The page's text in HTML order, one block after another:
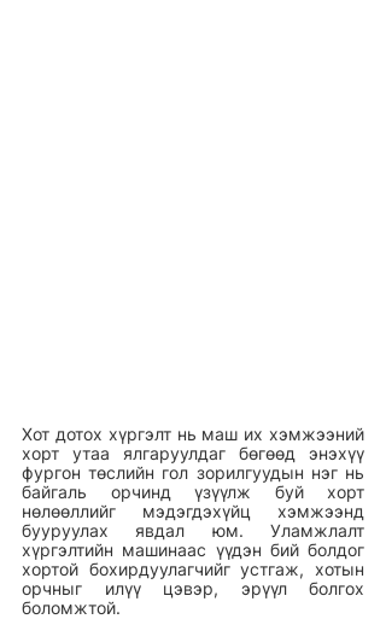
Хот дотох хүргэлт нь маш их хэмжээний
хорт утаа ялгаруулдаг бөгөөд энэхүү
фургон төслийн гол зорилгуудын нэг нь
байгаль орчинд үзүүлж буй хорт
нөлөөллийг мэдэгдэхүйц хэмжээнд
бууруулах явдал юм. Уламжлалт
хүргэлтийн машинаас үүдэн бий болдог
хортой бохирдуулагчийг устгаж, хотын
орчныг илүү цэвэр, эрүүл болгох
боломжтой.